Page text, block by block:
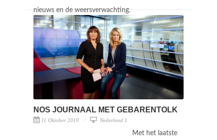
nieuws en de weersverwachting.
NOS JOURNAAL MET GEBARENTOLK
11 Oktober 2019 Nederland 1
Met het laatste